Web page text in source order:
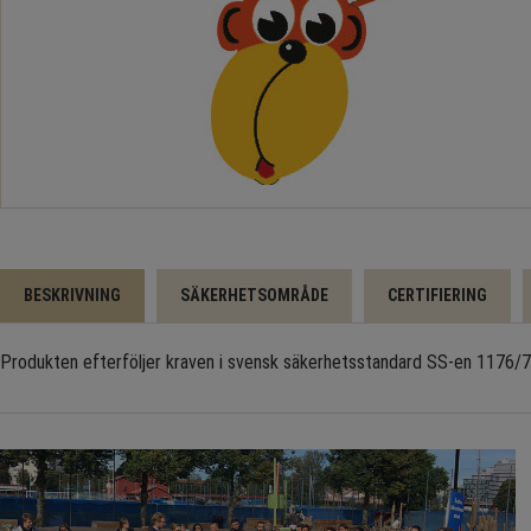
BESKRIVNING SÄKERHETSOMRÅDE CERTIFIERING
Produkten efterföljer kraven i svensk säkerhetsstandard SS-en 1176/